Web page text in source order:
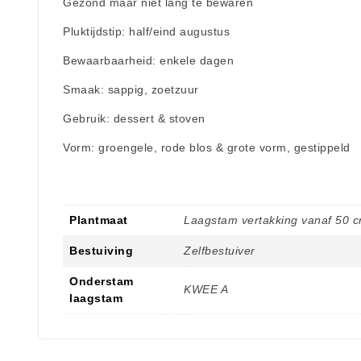
Gezond maar niet lang te bewaren
Pluktijdstip: half/eind augustus
Bewaarbaarheid: enkele dagen
Smaak: sappig, zoetzuur
Gebruik: dessert & stoven
Vorm: groengele, rode blos & grote vorm, gestippeld
Plantmaat Laagstam vertakking vanaf 50
Bestuiving Zelfbestuiver
Onderstam
laagstam
KWEE A